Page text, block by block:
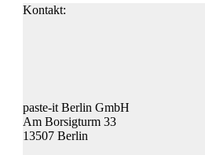
Kontakt:
paste-it Berlin GmbH
Am Borsigturm 33
13507 Berlin